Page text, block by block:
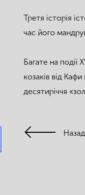
Третя історія
час його
Багате на події
козаків від
десятиріччя